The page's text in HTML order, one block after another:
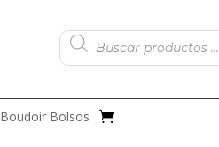
Búsqueda
de
productos
Boudoir Bolsos